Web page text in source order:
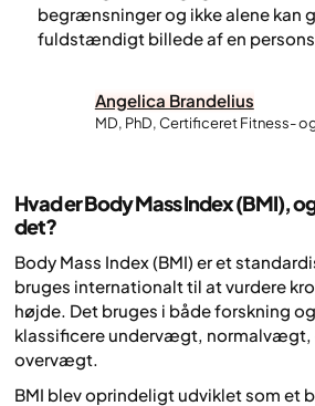
begrænsninger og ikke alene kan
fuldstændigt billede af en persons
Angelica Brandelius
MD, PhD, Certificeret Fitness-
Hvad er Body Mass Index (BMI),
det?
Body Mass Index (BMI) er et
bruges internationalt til at vurdere
højde. Det bruges i både forskning
klassificere undervægt,
overvægt.
BMI blev oprindeligt udviklet som et